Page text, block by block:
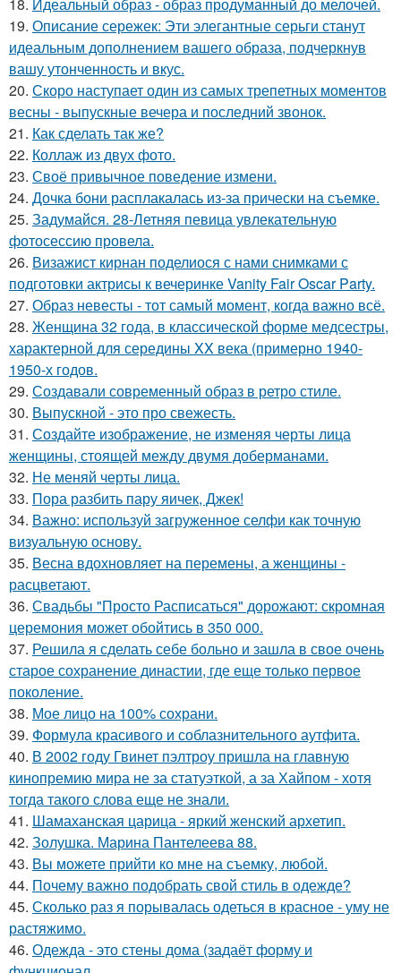
18. Идеальный образ - образ продуманный до мелочей.
19. Описание сережек: Эти элегантные серьги станут
идеальным дополнением вашего образа, подчеркнув
вашу утонченность и вкус.
20. Скоро наступает один из самых трепетных моментов
весны - выпускные вечера и последний звонок.
21. Как сделать так же?
22. Коллаж из двух фото.
23. Своё привычное поведение измени.
24. Дочка бони расплакалась из-за прически на съемке.
25. Задумайся. 28-Летняя певица увлекательную
фотосессию провела.
26. Визажист кирнан поделиося с нами снимками с
подготовки актрисы к вечеринке Vanity Fair Oscar Party.
27. Образ невесты - тот самый момент, когда важно всё.
28. Женщина 32 года, в классической форме медсестры,
характерной для середины XX века (примерно 1940-
1950-х годов.
29. Создавали современный образ в ретро стиле.
30. Выпускной - это про свежесть.
31. Создайте изображение, не изменяя черты лица
женщины, стоящей между двумя доберманами.
32. Не меняй черты лица.
33. Пора разбить пару яичек, Джек!
34. Важно: используй загруженное селфи как точную
визуальную основу.
35. Весна вдохновляет на перемены, а женщины -
расцветают.
36. Свадьбы "Просто Расписаться" дорожают: скромная
церемония может обойтись в 350 000.
37. Решила я сделать себе больно и зашла в свое очень
старое сохранение династии, где еще только первое
поколение.
38. Мое лицо на 100% сохрани.
39. Формула красивого и соблазнительного аутфита.
40. В 2002 году Гвинет пэлтроу пришла на главную
кинопремию мира не за статуэткой, а за Хайпом - хотя
тогда такого слова еще не знали.
41. Шамаханская царица - яркий женский архетип.
42. Золушка. Марина Пантелеева 88.
43. Вы можете прийти ко мне на съемку, любой.
44. Почему важно подобрать свой стиль в одежде?
45. Сколько раз я порывалась одеться в красное - уму не
растяжимо.
46. Одежда - это стены дома (задаёт форму и